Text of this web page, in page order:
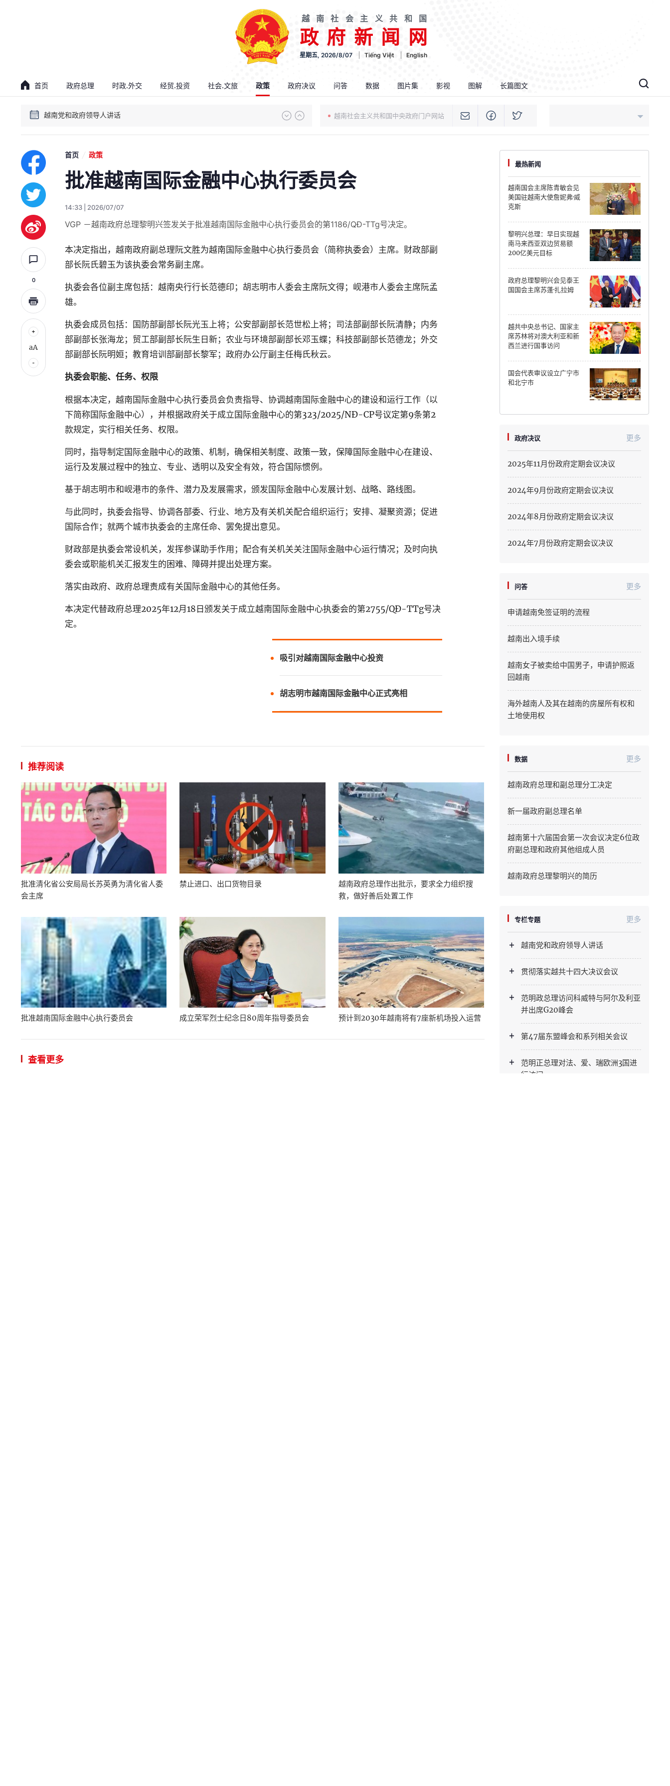
越南社会主义共和国
政府新闻网
星期五, 2026/8/07 Tiếng Việt English
首页 政府总理 时政.外交 经贸.投资 社会.文旅 政策 政府决议 问答 数据 图片集 影视 图解 长篇图文
越南党和政府领导人讲话
贯彻落实越共十四大决议会议
越南党和政府领导人讲话
越南社会主义共和国中央政府门户网站
Bac Ninh
Cao Bang
Can Tho
Da Nang
Dong Nai
Dong Thap
Gia Lai
Ho Chi Minh
Hai Phong
Lai Chau
Lao Cai
Ninh Binh
Quang Ngai
Quang Ninh
Quang Tri
Thua Thien Hue
Tay Ninh
Vinh Long
0
aA
首页 政策
批准越南国际金融中心执行委员会
14:33 | 2026/07/07
VGP －越南政府总理黎明兴签发关于批准越南国际金融中心执行委员会的第1186/QĐ-TTg号决定。
本决定指出，越南政府副总理阮文胜为越南国际金融中心执行委员会（简称执委会）主席。财政部副
部长阮氏碧玉为该执委会常务副主席。
执委会各位副主席包括：越南央行行长范德印；胡志明市人委会主席阮文得；岘港市人委会主席阮孟
雄。
执委会成员包括：国防部副部长阮光玉上将；公安部副部长范世松上将；司法部副部长阮清静；内务
部副部长张海龙；贸工部副部长阮生日新；农业与环境部副部长邓玉蝶；科技部副部长范德龙；外交
部副部长阮明姮；教育培训部副部长黎军；政府办公厅副主任梅氏秋云。
执委会职能、 任务、权限
根据本决定，越南国际金融中心执行委员会负责指导、协调越南国际金融中心的建设和运行工作（以
下简称国际金融中心），并根据政府关于成立国际金融中心的第323/2025/NĐ-CP号议定第9条第2
款规定，实行相关任务、权限。
同时，指导制定国际金融中心的政策、机制，确保相关制度、政策一致，保障国际金融中心在建设、
运行及发展过程中的独立、专业、透明以及安全有效，符合国际惯例。
基于胡志明市和岘港市的条件、潜力及发展需求，颁发国际金融中心发展计划、战略、路线图。
与此同时，执委会指导、协调各部委、行业、地方及有关机关配合组织运行；安排、凝聚资源；促进
国际合作；就两个城市执委会的主席任命、罢免提出意见。
财政部是执委会常设机关，发挥参谋助手作用；配合有关机关关注国际金融中心运行情况；及时向执
委会或职能机关汇报发生的困难、障碍并提出处理方案。
落实由政府、政府总理责成有关国际金融中心的其他任务。
本决定代替政府总理2025年12月18日颁发关于成立越南国际金融中心执委会的第2755/QĐ-TTg号决
定。
吸引对越南国际金融中心投资
胡志明市越南国际金融中心正式亮相
推荐阅读
批准清化省公安局局长苏英勇为清化省人委
会主席
禁止进口、出口货物目录
越南政府总理作出批示，要求全力组织搜
救，做好善后处置工作
批准越南国际金融中心执行委员会 成立荣军烈士纪念日80周年指导委员会 预计到2030年越南将有7座新机场投入运营
查看更多
最热新闻
越南国会主席陈青敏会见
美国驻越南大使詹妮弗·威
克斯
黎明兴总理：早日实现越
南马来西亚双边贸易额
200亿美元目标
政府总理黎明兴会见泰王
国国会主席苏蓬·扎拉姆
越共中央总书记、国家主
席苏林将对澳大利亚和新
西兰进行国事访问
国会代表审议设立广宁市
和北宁市
政府决议 更多
2025年11月份政府定期会议决议
2024年9月份政府定期会议决议
2024年8月份政府定期会议决议
2024年7月份政府定期会议决议
问答 更多
申请越南免签证明的流程
越南出入境手续
越南女子被卖给中国男子，申请护照返
回越南
海外越南人及其在越南的房屋所有权和
土地使用权
数据 更多
越南政府总理和副总理分工决定
新一届政府副总理名单
越南第十六届国会第一次会议决定6位政
府副总理和政府其他组成人员
越南政府总理黎明兴的简历
专栏专题 更多
越南党和政府领导人讲话
贯彻落实越共十四大决议会议
范明政总理访问科威特与阿尔及利亚
并出席G20峰会
第47届东盟峰会和系列相关会议
范明正总理对法、爱、瑞欧洲3国进
行访问